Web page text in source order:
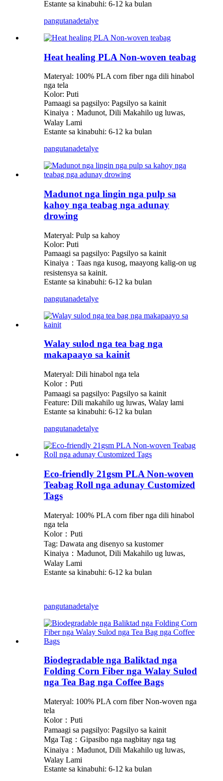
Estante sa kinabuhi: 6-12 ka bulan
pangutanadetalye
Heat healing PLA Non-woven teabag
Materyal: 100% PLA corn fiber nga dili hinabol
nga tela
Kolor: Puti
Pamaagi sa pagsilyo: Pagsilyo sa kainit
Kinaiya：Madunot, Dili Makahilo ug luwas,
Walay Lami
Estante sa kinabuhi: 6-12 ka bulan
pangutanadetalye
Madunot nga lingin nga pulp sa
kahoy nga teabag nga adunay
drowing
Materyal: Pulp sa kahoy
Kolor: Puti
Pamaagi sa pagsilyo: Pagsilyo sa kainit
Kinaiya：Taas nga kusog, maayong kalig-on ug
resistensya sa kainit.
Estante sa kinabuhi: 6-12 ka bulan
pangutanadetalye
Walay sulod nga tea bag nga
makapaayo sa kainit
Materyal: Dili hinabol nga tela
Kolor：Puti
Pamaagi sa pagsilyo: Pagsilyo sa kainit
Feature: Dili makahilo ug luwas, Walay lami
Estante sa kinabuhi: 6-12 ka bulan
pangutanadetalye
Eco-friendly 21gsm PLA Non-woven
Teabag Roll nga adunay Customized
Tags
Materyal: 100% PLA corn fiber nga dili hinabol
nga tela
Kolor：Puti
Tag: Dawata ang disenyo sa kustomer
Kinaiya：Madunot, Dili Makahilo ug luwas,
Walay Lami
Estante sa kinabuhi: 6-12 ka bulan
pangutanadetalye
Biodegradable nga Baliktad nga
Folding Corn Fiber nga Walay Sulod
nga Tea Bag nga Coffee Bags
Materyal: 100% PLA corn fiber Non-woven nga
tela
Kolor：Puti
Pamaagi sa pagsilyo: Pagsilyo sa kainit
Mga Tag：Gipasibo nga nagbitay nga tag
Kinaiya：Madunot, Dili Makahilo ug luwas,
Walay Lami
Estante sa kinabuhi: 6-12 ka bulan